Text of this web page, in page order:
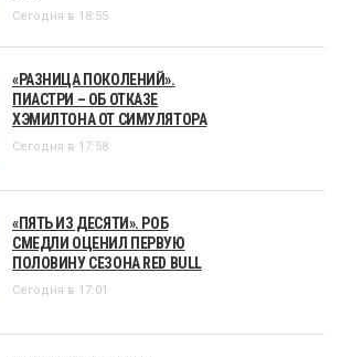
Сегодня в 18:55
«РАЗНИЦА ПОКОЛЕНИЙ».
ПИАСТРИ – ОБ ОТКАЗЕ
ХЭМИЛТОНА ОТ СИМУЛЯТОРА
Сегодня в 17:58
«ПЯТЬ ИЗ ДЕСЯТИ». РОБ
СМЕДЛИ ОЦЕНИЛ ПЕРВУЮ
ПОЛОВИНУ СЕЗОНА RED BULL
Сегодня в 17:01